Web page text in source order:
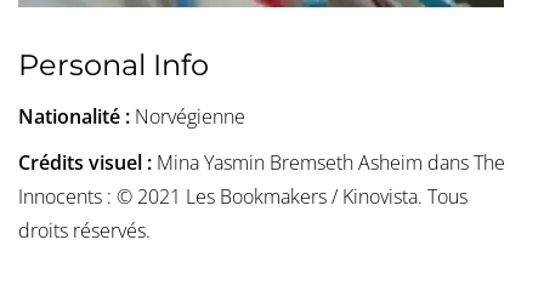
Personal Info
Nationalité : Norvégienne
Crédits visuel : Mina Yasmin Bremseth Asheim dans The
Innocents : © 2021 Les Bookmakers / Kinovista. Tous
droits réservés.